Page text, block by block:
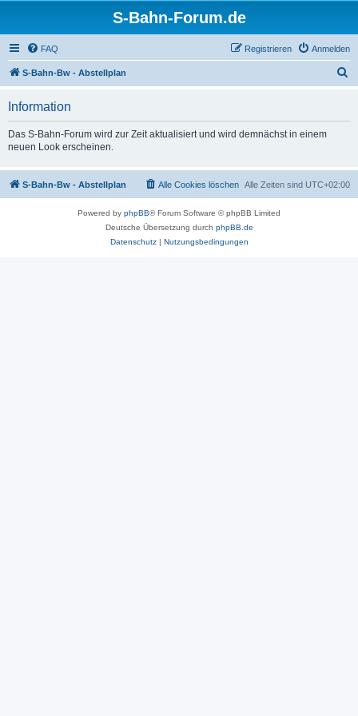
S-Bahn-Forum.de
FAQ Anmelden
Registrieren
S-Bahn-Bw - Abstellplan
Information
Das S-Bahn-Forum wird zur Zeit aktualisiert und wird demnächst in einem
neuen Look erscheinen.
S-Bahn-Bw - Abstellplan Alle Zeiten sind UTC+02:00
Alle Cookies löschen
Powered by phpBB® Forum Software © phpBB Limited
Deutsche Übersetzung durch phpBB.de
Datenschutz| Nutzungsbedingungen